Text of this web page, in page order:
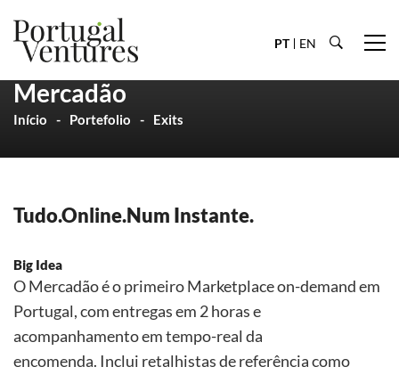
PT EN
Mercadão
Início Portefolio Exits
Tudo.Online.Num Instante.
Big Idea
O Mercadão é o primeiro Marketplace on-demand em
Portugal, com entregas em 2 horas e
acompanhamento em tempo-real da
encomenda. Inclui retalhistas de referência como